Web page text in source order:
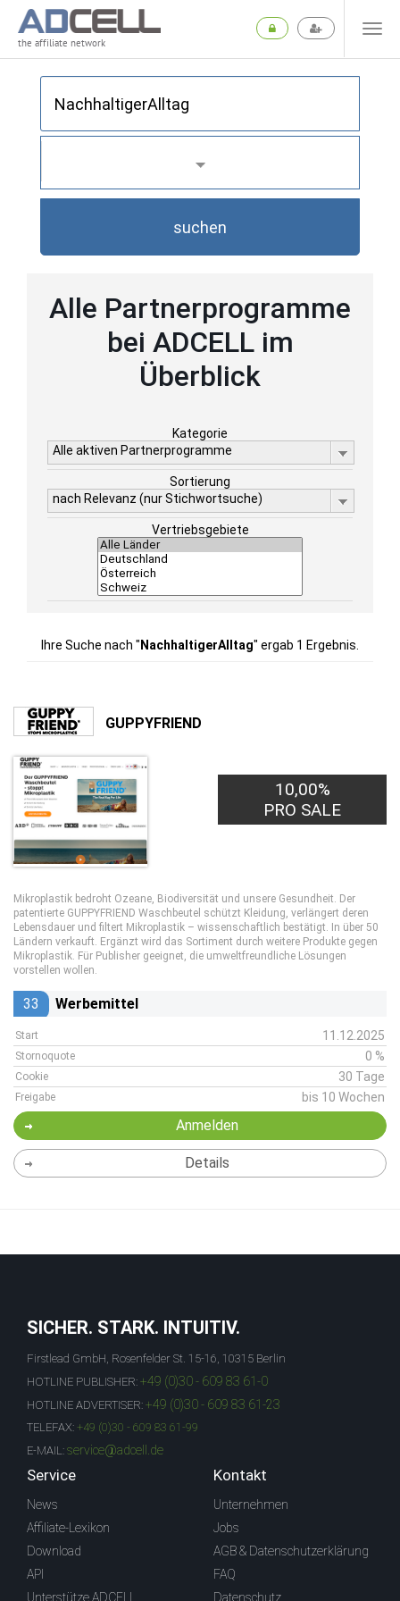
the affiliate network
suchen
Alle Partnerprogramme
bei ADCELL im
Überblick
Kategorie
Alle aktiven Partnerprogramme
Sortierung
nach Relevanz (nur Stichwortsuche)
Vertriebsgebiete
Ihre Suche nach " NachhaltigerAlltag" ergab 1 Ergebnis.
GUPPYFRIEND
10,00%
PRO SALE
Mikroplastik bedroht Ozeane, Biodiversität und unsere Gesundheit. Der
patentierte GUPPYFRIEND Waschbeutel schützt Kleidung, verlängert deren
Lebensdauer und filtert Mikroplastik – wissenschaftlich bestätigt. In über 50
Ländern verkauft. Ergänzt wird das Sortiment durch weitere Produkte gegen
Mikroplastik. Für Publisher geeignet, die umweltfreundliche Lösungen
vorstellen wollen.
33 Werbemittel
Start 11.12.2025
Stornoquote 0 %
Cookie 30 Tage
Freigabe bis 10 Wochen
Anmelden
Details
SICHER. STARK. INTUITIV.
Firstlead GmbH, Rosenfelder St. 15-16, 10315 Berlin
HOTLINE PUBLISHER: +49 (0)30 - 609 83 61-0
HOTLINE ADVERTISER: +49 (0)30 - 609 83 61-23
TELEFAX: +49 (0)30 - 609 83 61-99
E-MAIL: service@adcell.de
Service
News
Affiliate-Lexikon
Download
API
Unterstütze ADCELL
Kontakt
Unternehmen
Jobs
AGB & Datenschutzerklärung
FAQ
Datenschutz